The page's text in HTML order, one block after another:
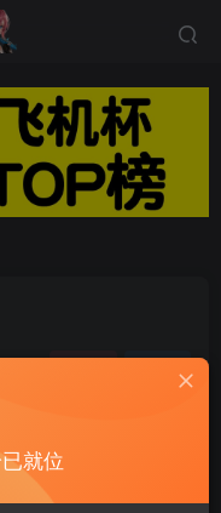
就位